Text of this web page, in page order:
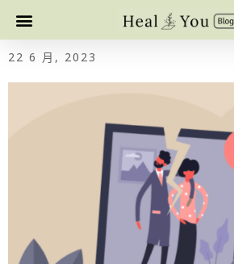
22 6 月, 2023